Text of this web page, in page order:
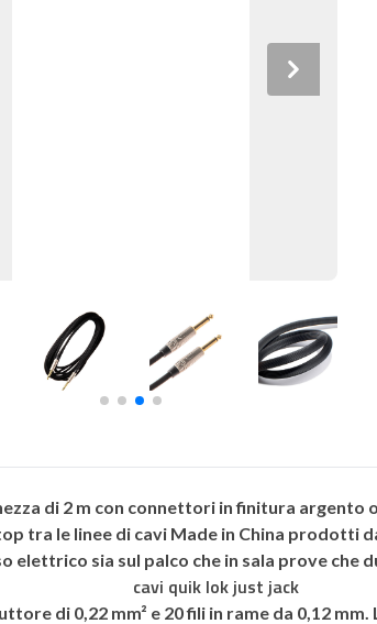
Next
di 2 m con connettori in finitura argento
tra le linee di cavi Made in China prodotti
sia sul palco che in sala prove che
di 0,22 mm² e 20 fili in rame da 0,12